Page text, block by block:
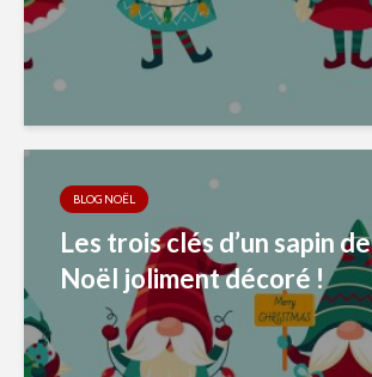
BLOG NOËL
Les trois clés d’un sapin de
Noël joliment décoré !